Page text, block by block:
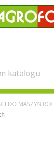
DO MASZYN